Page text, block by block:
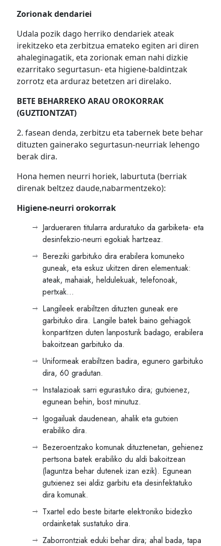
Zorionak dendariei
Udala pozik dago herriko dendariek ateak
irekitzeko eta zerbitzua emateko egiten ari diren
ahaleginagatik, eta zorionak eman nahi dizkie
ezarritako segurtasun- eta higiene-baldintzak
zorrotz eta arduraz betetzen ari direlako.
BETE BEHARREKO ARAU OROKORRAK
(GUZTIONTZAT)
2. fasean denda, zerbitzu eta tabernek bete behar
dituzten gainerako segurtasun-neurriak lehengo
berak dira.
Hona hemen neurri horiek, laburtuta (berriak
direnak beltzez daude,nabarmentzeko):
Higiene-neurri orokorrak
Jardueraren titularra arduratuko da garbiketa- eta
desinfekzio-neurri egokiak hartzeaz.
Bereziki garbituko dira erabilera komuneko
guneak, eta eskuz ukitzen diren elementuak:
ateak, mahaiak, heldulekuak, telefonoak,
pertxak…
Langileek erabiltzen dituzten guneak ere
garbituko dira. Langile batek baino gehiagok
konpartitzen duten lanposturik badago, erabilera
bakoitzean garbituko da.
Uniformeak erabiltzen badira, egunero garbituko
dira, 60 gradutan.
Instalazioak sarri egurastuko dira; gutxienez,
egunean behin, bost minutuz.
Igogailuak daudenean, ahalik eta gutxien
erabiliko dira.
Bezeroentzako komunak dituztenetan, gehienez
pertsona batek erabiliko du aldi bakoitzean
(laguntza behar dutenek izan ezik). Egunean
gutxienez sei aldiz garbitu eta desinfektatuko
dira komunak.
Txartel edo beste bitarte elektroniko bidezko
ordainketak sustatuko dira.
Zaborrontziak eduki behar dira; ahal bada, tapa